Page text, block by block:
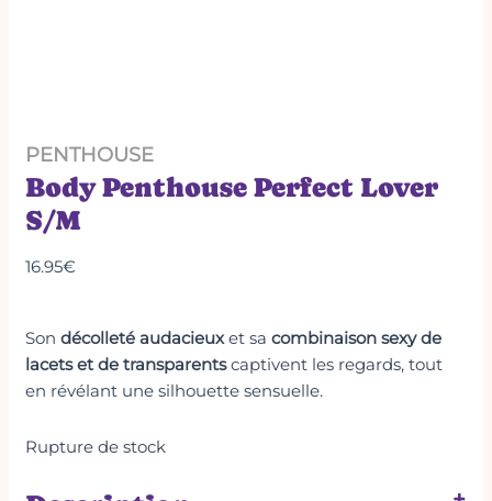
PENTHOUSE
Body Penthouse Perfect Lover
S/M
16.95€
Sondécolleté audacieuxet sacombinaison sexy de
lacets et de transparentscaptivent les regards, tout
en révélant une silhouette sensuelle.
Rupture de stock